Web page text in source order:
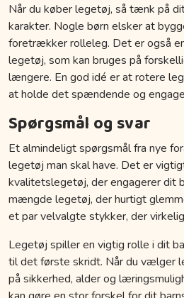
Når du køber legetøj, så tænk på
karakter. Nogle børn elsker at
foretrækker rolleleg. Det er også
legetøj, som kan bruges på
længere. En god idé er at rotere
at holde det spændende og
Spørgsmål og svar
Et almindeligt spørgsmål fra nye
legetøj man skal have. Det er
kvalitetslegetøj, der engagerer dit
mængde legetøj, der hurtigt
et par velvalgte stykker, der
Legetøj spiller en vigtig rolle i dit
til det første skridt. Når du vælger
på sikkerhed, alder og